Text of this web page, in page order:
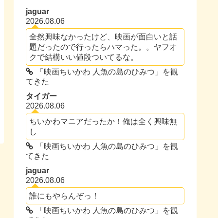
jaguar
2026.08.06
全然興味なかったけど、映画が面白いと話
題だったので行ったらハマった。。ヤフオ
クで結構いい値段ついてるな。
「映画ちいかわ 人魚の島のひみつ」を観
てきた
タイガー
2026.08.06
ちいかわマニアだったか！俺は全く興味無
し
「映画ちいかわ 人魚の島のひみつ」を観
てきた
jaguar
2026.08.06
誰にもやらんぞっ！
「映画ちいかわ 人魚の島のひみつ」を観